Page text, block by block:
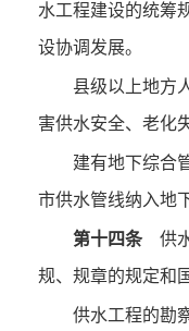
水工程建设的统筹
设协调发展。
县级以上地方
害供水安全、老化
建有地下综合
市供水管线纳入地
第十四条供水
规、规章的规定和
供水工程的勘